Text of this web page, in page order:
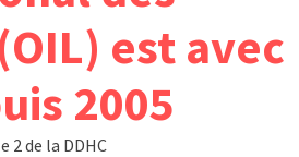
est avec
2005
de la DDHC